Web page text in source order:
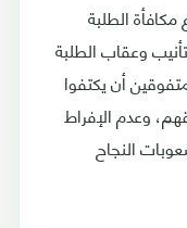
الطلبة
وعقاب الطلبة
أن يكتفوا
وعدم الإفراط
النجاح